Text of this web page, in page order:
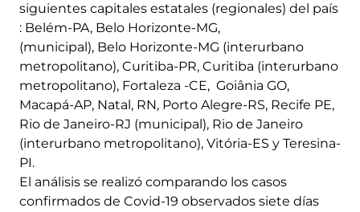
siguientes capitales estatales (regionales) del país
: Belém-PA, Belo Horizonte-MG,
(municipal), Belo Horizonte-MG (interurbano
metropolitano), Curitiba-PR, Curitiba (interurbano
metropolitano), Fortaleza -CE, Goiânia GO,
Macapá-AP, Natal, RN, Porto Alegre-RS, Recife PE,
Rio de Janeiro-RJ (municipal), Rio de Janeiro
(interurbano metropolitano), Vitória-ES y Teresina-
PI.
El análisis se realizó comparando los casos
confirmados de Covid-19 observados siete días